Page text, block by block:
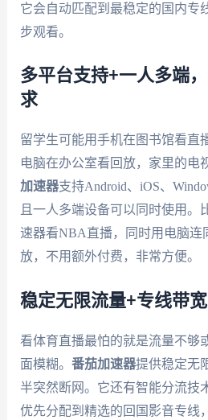
它会自动匹配到最稳定的国内专
步观看。
多平台支持+一人多端
求
留学生可能用手机在图书馆看直
电脑在办公室看回放，家里的
加速器支持Android、iOS、
且一人多端设备可以同时使用。
速器看NBA直播，同时用电脑连
放，不用额外付费，非常方便。
稳定无限流量+专线带
看体育直播最怕的就是流量不够
面模糊。 番茄加速器提供稳定无
半突然断网。它还有智能分流技
优先分配到精选的回国影音专线